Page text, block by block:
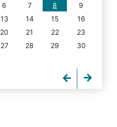
6 7 8
9
13 14 15
16
20 21 22
23
27 28 29
30